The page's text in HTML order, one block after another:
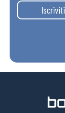
Iscriviti